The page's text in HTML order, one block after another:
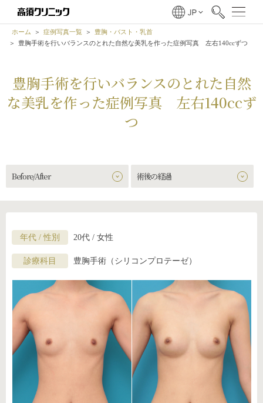
ホーム 症例写真一覧
豊胸・バスト・乳首
豊胸手術を行いバランスのとれた自然な美乳を作った症例写真 左右140ccずつ
豊胸手術を行いバランスのとれた自然
な美乳を作った症例写真 左右140ccず
つ
Before/After 術後の経過
年代 / 性別 20代 / 女性
診療科目 豊胸手術（シリコンプロテーゼ）